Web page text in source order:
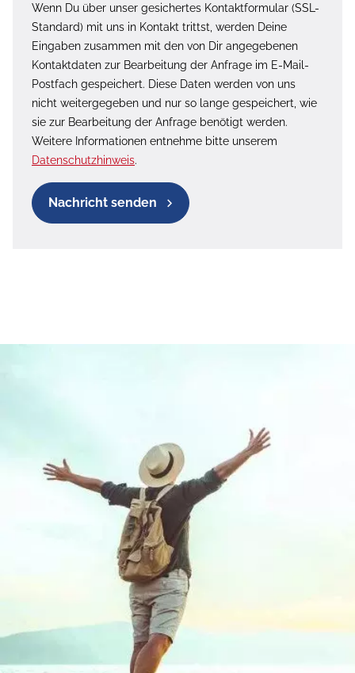
Wenn Du über unser gesichertes Kontaktformular (SSL-
Standard) mit uns in Kontakt trittst, werden Deine
Eingaben zusammen mit den von Dir angegebenen
Kontaktdaten zur Bearbeitung der Anfrage im E-Mail-
Postfach gespeichert. Diese Daten werden von uns
nicht weitergegeben und nur so lange gespeichert, wie
sie zur Bearbeitung der Anfrage benötigt werden.
Weitere Informationen entnehme bitte unserem
Datenschutzhinweis.
Nachricht senden